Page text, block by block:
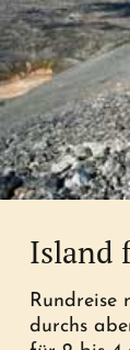
Island
Rundreise
durchs